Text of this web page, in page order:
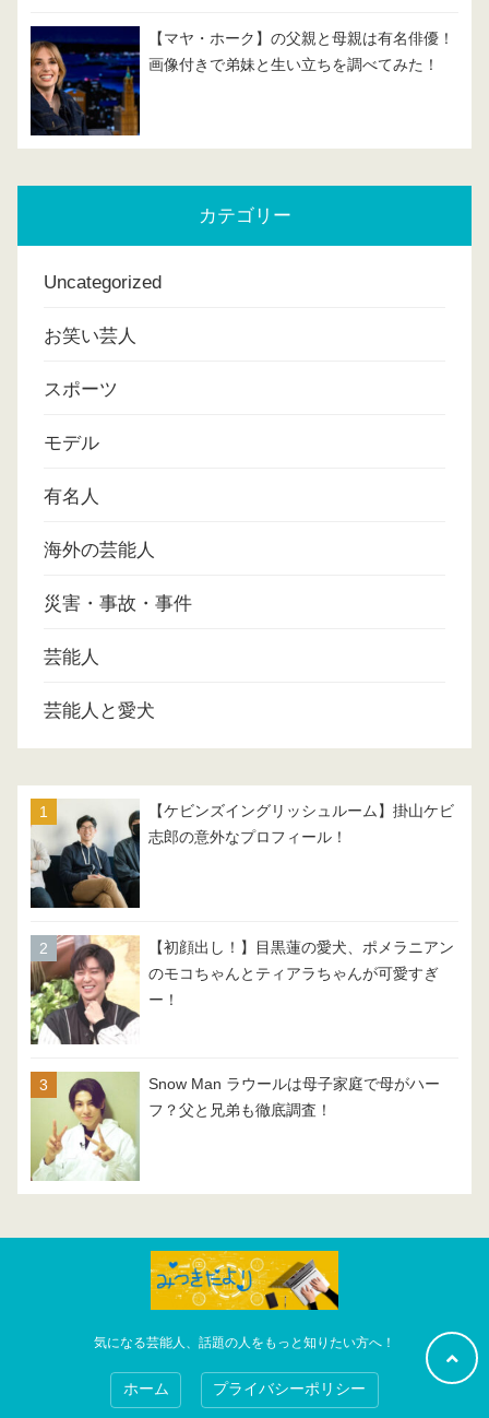
【マヤ・ホーク】の父親と母親は有名俳優！
画像付きで弟妹と生い立ちを調べてみた！
カテゴリー
Uncategorized
お笑い芸人
スポーツ
モデル
有名人
海外の芸能人
災害・事故・事件
芸能人
芸能人と愛犬
【ケビンズイングリッシュルーム】掛山ケビ
志郎の意外なプロフィール！
【初顔出し！】目黒蓮の愛犬、ポメラニアン
のモコちゃんとティアラちゃんが可愛すぎ
ー！
Snow Man ラウールは母子家庭で母がハー
フ？父と兄弟も徹底調査！
気になる芸能人、話題の人をもっと知りたい方へ！
ホーム プライバシーポリシー